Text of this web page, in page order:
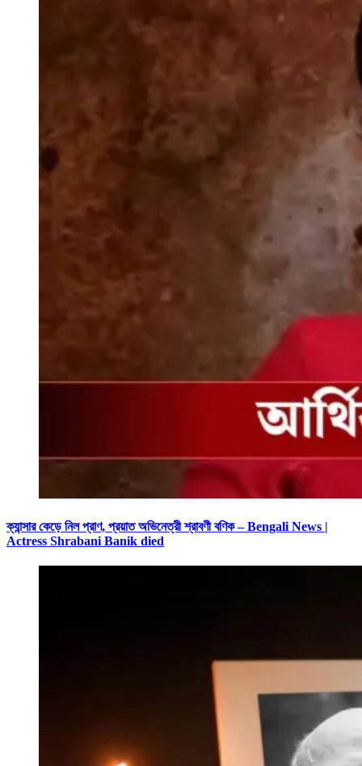
ক্যান্সার কেড়ে নিল প্রাণ, প্রয়াত অভিনেত্রী শ্রাবণী বণিক – Bengali News |
Actress Shrabani Banik died